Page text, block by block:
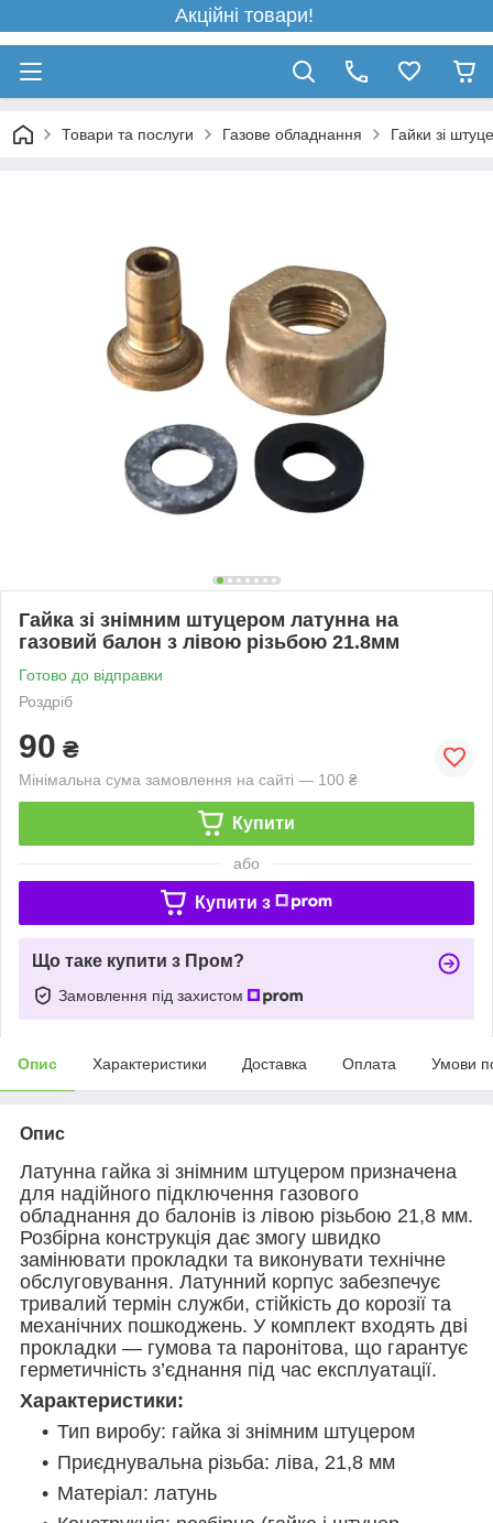
Акційні товари!
Товари та послуги Газове обладнання Гайки зі
Гайка зі знімним штуцером латунна на
газовий балон з лівою різьбою 21.8мм
Готово до відправки
Роздріб
90 ₴
Мінімальна сума замовлення на сайті — 100 ₴
Купити
або
Купити з
Що таке купити з Пром?
Замовлення під захистом
Опис Характеристики Доставка Оплата Умови
Опис
Латунна гайка зі знімним штуцером призначена
для надійного підключення газового
обладнання до балонів із лівою різьбою 21,8 мм.
Розбірна конструкція дає змогу швидко
замінювати прокладки та виконувати технічне
обслуговування. Латунний корпус забезпечує
тривалий термін служби, стійкість до корозії та
механічних пошкоджень. У комплект входять дві
прокладки — гумова та паронітова, що гарантує
герметичність з’єднання під час експлуатації.
Характеристики:
Тип виробу: гайка зі знімним штуцером
Приєднувальна різьба: ліва, 21,8 мм
Матеріал: латунь